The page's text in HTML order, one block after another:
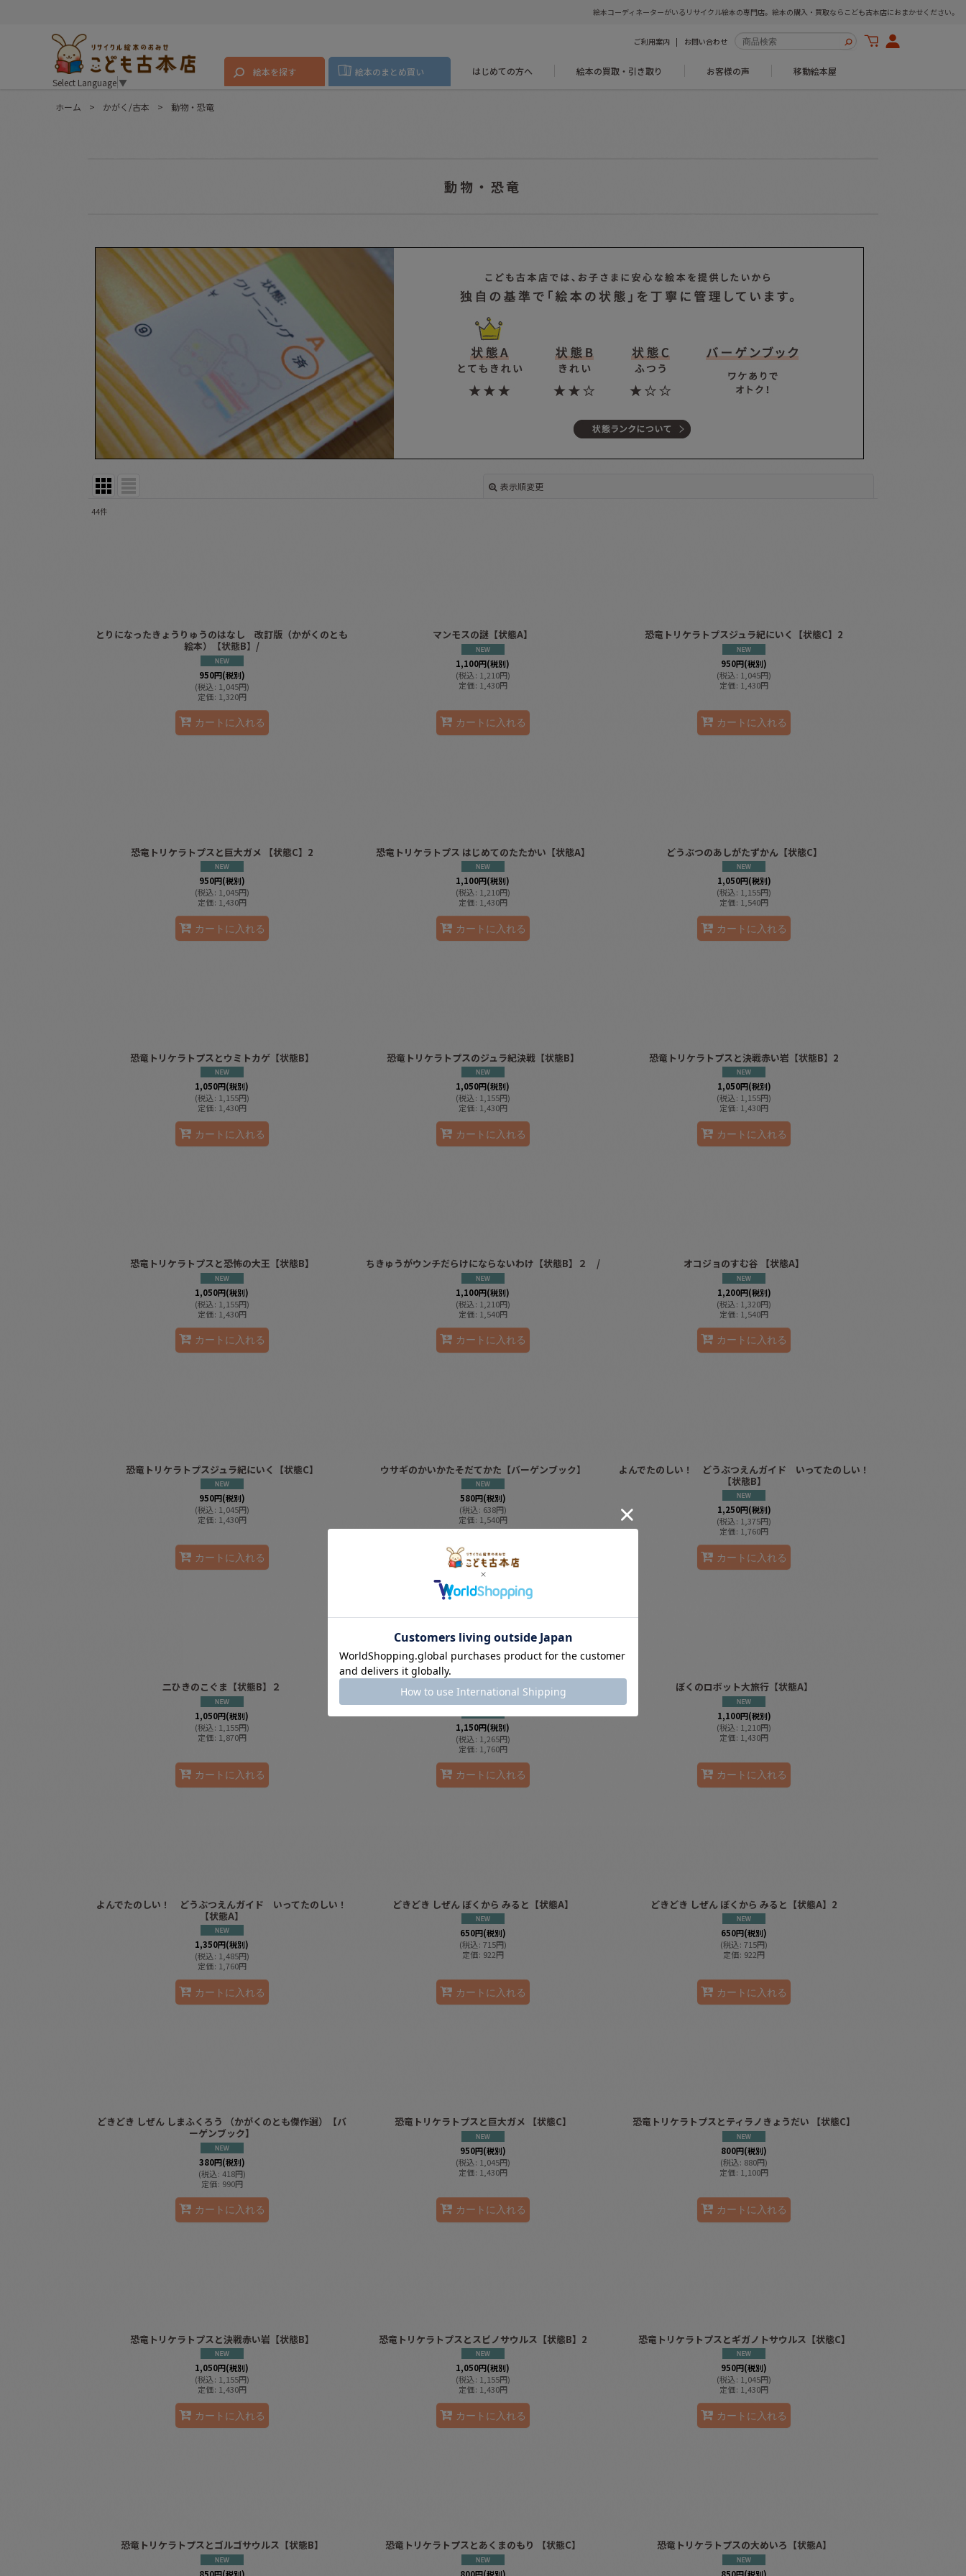
絵本コーディネーターがいるリサイクル絵本の専門店。絵本の購入・買取ならこども古本店におまかせください。
Select Language▼
ご利用案内 お問い合わせ
絵本を探す 絵本のまとめ買い はじめての方へ 絵本の買取・引き取り お客様の声 移動絵本屋
ホーム > かがく/古本 > 動物・恐竜
動物・恐竜
表示順変更
44件
とりになったきょうりゅうのはなし 改訂版（かがくのとも
絵本）【状態B】/
950円(税別)
(税込: 1,045円)
定価: 1,320円
カートに入れる
マンモスの謎【状態A】
1,100円(税別)
(税込: 1,210円)
定価: 1,430円
カートに入れる
恐竜トリケラトプスジュラ紀にいく【状態C】2
950円(税別)
(税込: 1,045円)
定価: 1,430円
カートに入れる
恐竜トリケラトプスと巨大ガメ 【状態C】2
950円(税別)
(税込: 1,045円)
定価: 1,430円
カートに入れる
恐竜トリケラトプス はじめてのたたかい【状態A】
1,100円(税別)
(税込: 1,210円)
定価: 1,430円
カートに入れる
どうぶつのあしがたずかん【状態C】
1,050円(税別)
(税込: 1,155円)
定価: 1,540円
カートに入れる
恐竜トリケラトプスとウミトカゲ【状態B】
1,050円(税別)
(税込: 1,155円)
定価: 1,430円
カートに入れる
恐竜トリケラトプスのジュラ紀決戦【状態B】
1,050円(税別)
(税込: 1,155円)
定価: 1,430円
カートに入れる
恐竜トリケラトプスと決戦赤い岩【状態B】2
1,050円(税別)
(税込: 1,155円)
定価: 1,430円
カートに入れる
恐竜トリケラトプスと恐怖の大王【状態B】
1,050円(税別)
(税込: 1,155円)
定価: 1,430円
カートに入れる
ちきゅうがウンチだらけにならないわけ【状態B】２ /
1,100円(税別)
(税込: 1,210円)
定価: 1,540円
カートに入れる
オコジョのすむ谷 【状態A】
1,200円(税別)
(税込: 1,320円)
定価: 1,540円
カートに入れる
恐竜トリケラトプスジュラ紀にいく【状態C】
950円(税別)
(税込: 1,045円)
定価: 1,430円
カートに入れる
ウサギのかいかたそだてかた【バーゲンブック】
580円(税別)
(税込: 638円)
定価: 1,540円
カートに入れる
よんでたのしい！ どうぶつえんガイド いってたのしい！
【状態B】
1,250円(税別)
(税込: 1,375円)
定価: 1,760円
カートに入れる
二ひきのこぐま【状態B】２
1,050円(税別)
(税込: 1,155円)
定価: 1,870円
カートに入れる
よんでたのしい！ どうぶつえんガイド いってたのしい！
【状態C】
1,150円(税別)
(税込: 1,265円)
定価: 1,760円
カートに入れる
ぼくのロボット大旅行【状態A】
1,100円(税別)
(税込: 1,210円)
定価: 1,430円
カートに入れる
よんでたのしい！ どうぶつえんガイド いってたのしい！
【状態A】
1,350円(税別)
(税込: 1,485円)
定価: 1,760円
カートに入れる
どきどき しぜん ぼくから みると【状態A】
650円(税別)
(税込: 715円)
定価: 922円
カートに入れる
どきどき しぜん ぼくから みると【状態A】2
650円(税別)
(税込: 715円)
定価: 922円
カートに入れる
どきどき しぜん しまふくろう （かがくのとも傑作選）【バ
ーゲンブック】
380円(税別)
(税込: 418円)
定価: 990円
カートに入れる
恐竜トリケラトプスと巨大ガメ 【状態C】
950円(税別)
(税込: 1,045円)
定価: 1,430円
カートに入れる
恐竜トリケラトプスとティラノきょうだい 【状態C】
800円(税別)
(税込: 880円)
定価: 1,100円
カートに入れる
恐竜トリケラトプスと決戦赤い岩【状態B】
1,050円(税別)
(税込: 1,155円)
定価: 1,430円
カートに入れる
恐竜トリケラトプスとスピノサウルス【状態B】2
1,050円(税別)
(税込: 1,155円)
定価: 1,430円
カートに入れる
恐竜トリケラトプスとギガノトサウルス【状態C】
950円(税別)
(税込: 1,045円)
定価: 1,430円
カートに入れる
恐竜トリケラトプスとゴルゴサウルス【状態B】
850円(税別)
恐竜トリケラトプスとあくまのもり 【状態C】
800円(税別)
恐竜トリケラトプスの大めいろ【状態A】
850円(税別)